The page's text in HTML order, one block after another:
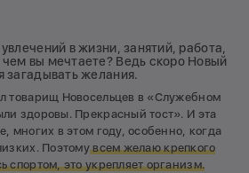
в жизни, занятий, работа,
вы мечтаете? Ведь скоро Новый
загадывать желания.
товарищ Новосельцев в «Служебном
здоровы. Прекрасный тост». И эта
многих в этом году, особенно, когда
Поэтомувсем желаю крепкого
спортом, это укрепляет организм.